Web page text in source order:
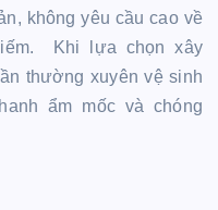
không yêu cầu cao về
Khi lựa chọn xây
thường xuyên vệ sinh
ẩm mốc và chóng